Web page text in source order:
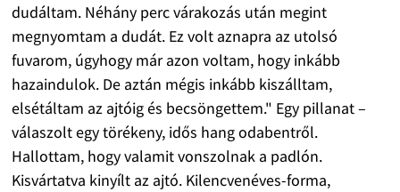
dudáltam. Néhány perc várakozás után megint
megnyomtam a dudát. Ez volt aznapra az utolsó
fuvarom, úgyhogy már azon voltam, hogy inkább
hazaindulok. De aztán mégis inkább kiszálltam,
elsétáltam az ajtóig és becsöngettem." Egy pillanat –
válaszolt egy törékeny, idős hang odabentről.
Hallottam, hogy valamit vonszolnak a padlón.
Kisvártatva kinyílt az ajtó. Kilencvenéves-forma,